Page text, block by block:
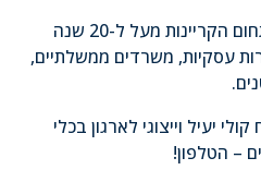
אנו ב- TeleVoice עוסקים בתחום הקריינות מעל ל-20 שנה
עסקיות, משרדים ממשלתיים,
יעיל וייצוגי לארגון בכלי
– הטלפון!